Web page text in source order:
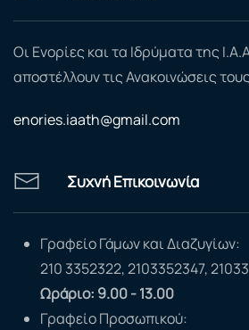
Οι Ενορίες και τα Ιδρύματα της
αποστέλλουν τις Ανακοινώσεις
enories.iaath@gmail.com
Συχνή Επικοινωνία
Γραφείο Γάμων και Διαζυγίων:
210 3352322, 2103352347,
Ωράριο: 9.00 - 13.00
Γραφείο Προσωπικού: